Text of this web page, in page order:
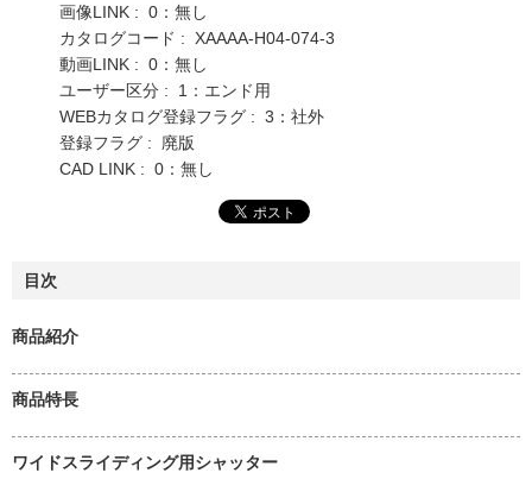
画像LINK : 0：無し
カタログコード : XAAAA-H04-074-3
動画LINK : 0：無し
ユーザー区分 : 1：エンド用
WEBカタログ登録フラグ : 3：社外
登録フラグ : 廃版
CAD LINK : 0：無し
目次
商品紹介
商品特長
ワイドスライディング用シャッター